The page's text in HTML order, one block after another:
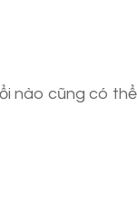
nào cũng có